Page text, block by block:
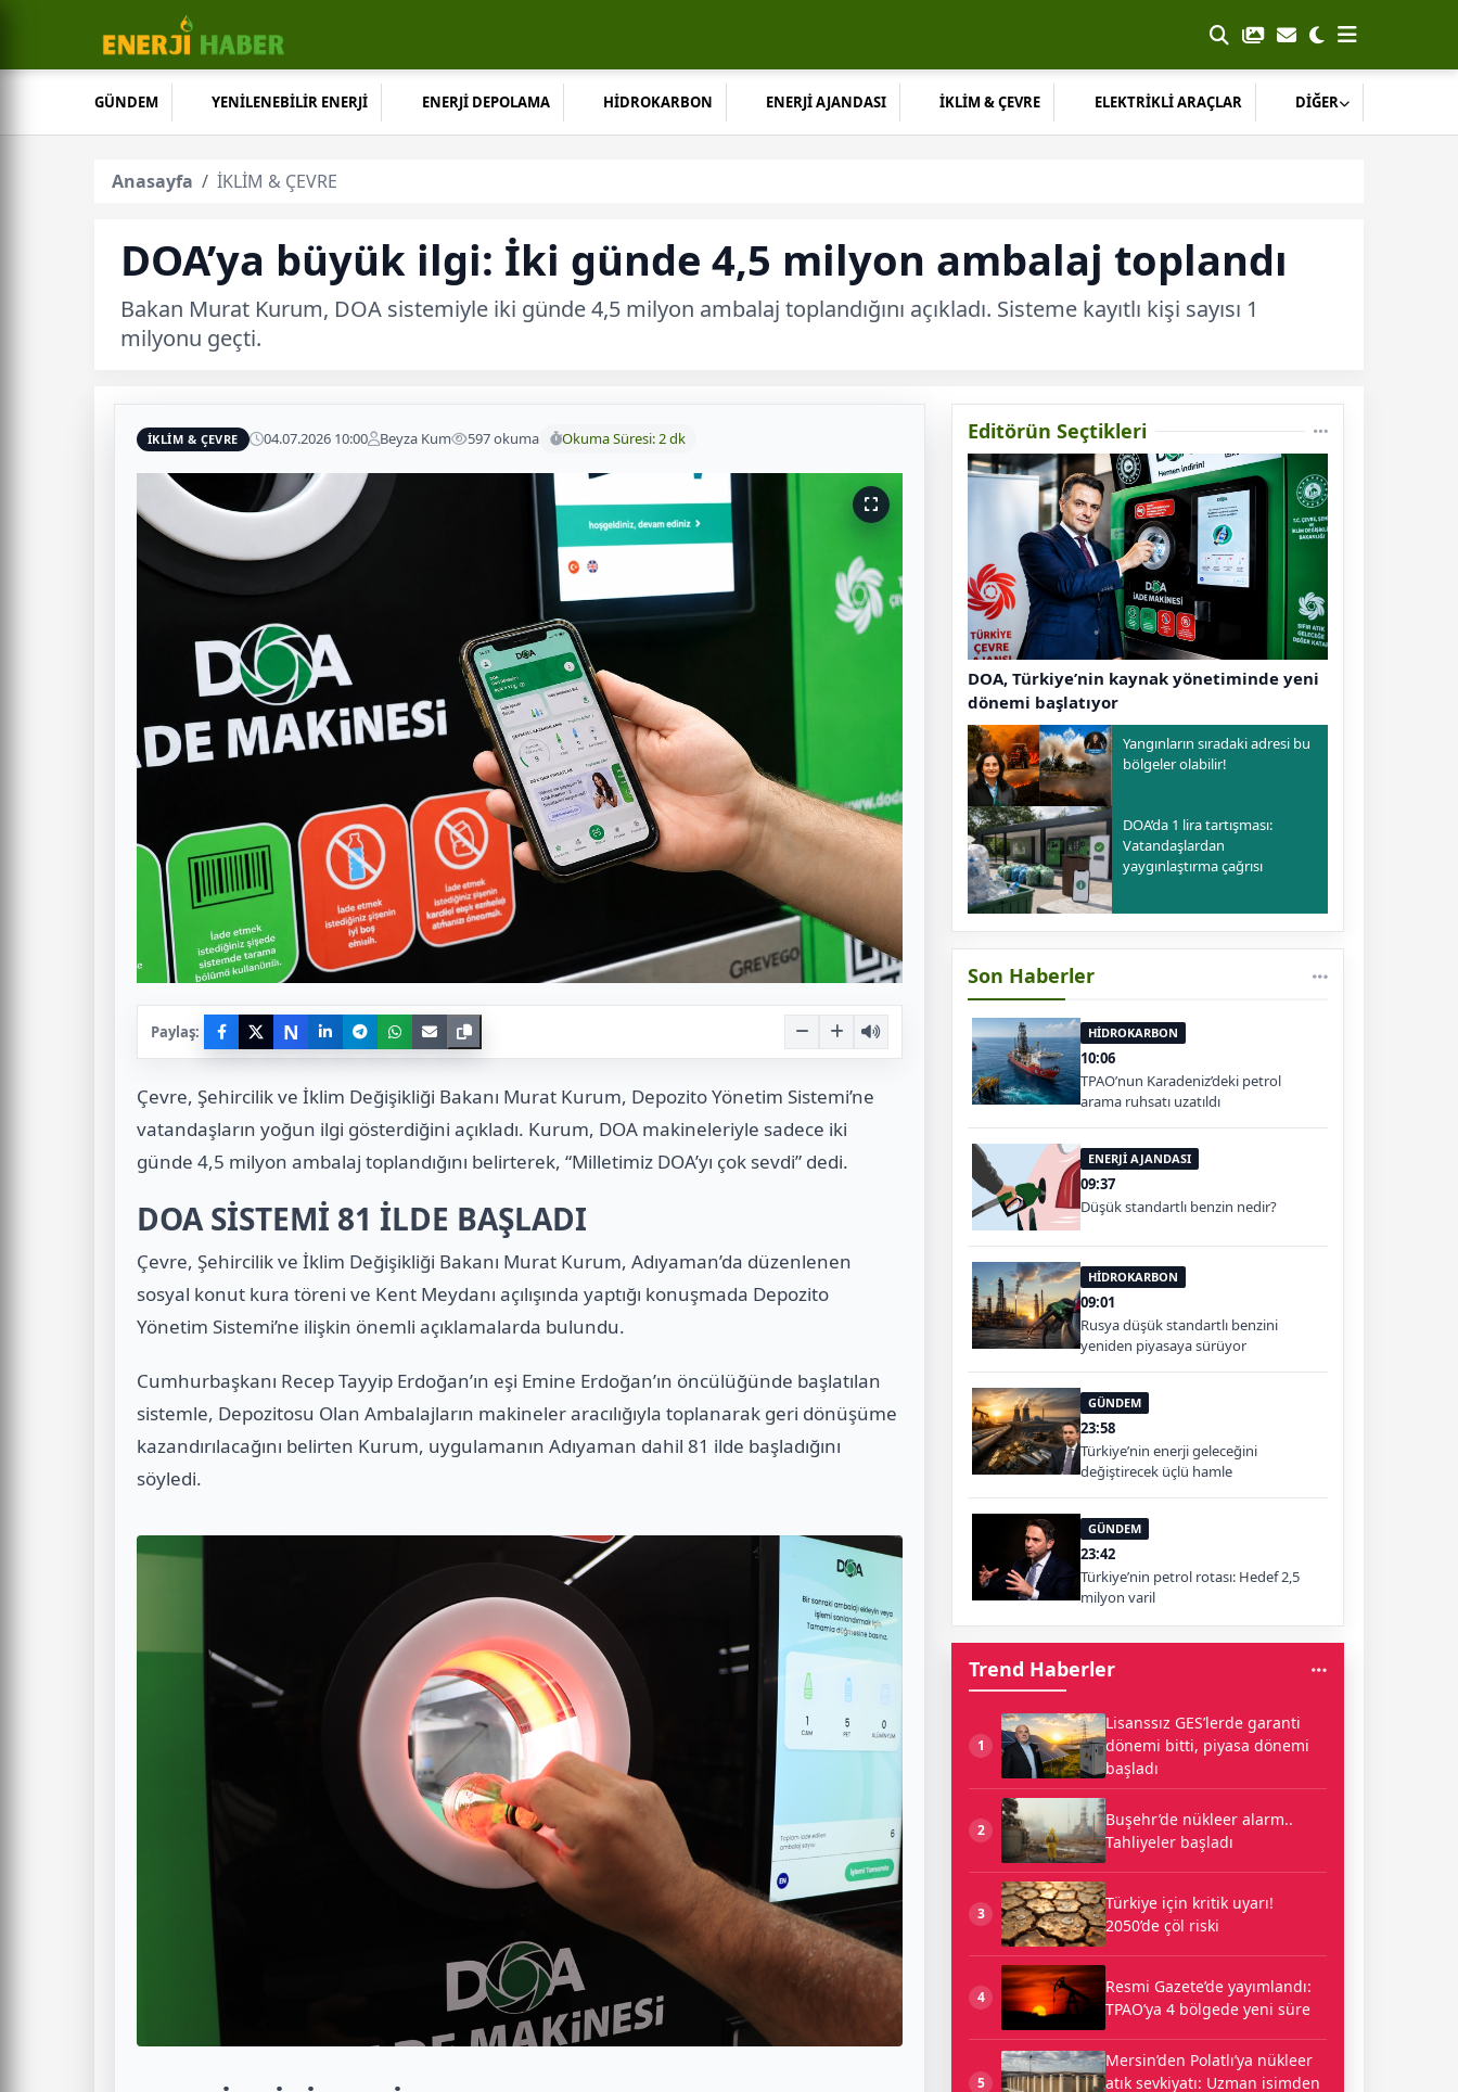
GÜNDEM YENİLENEBİLİR ENERJİ ENERJİ DEPOLAMA HİDROKARBON ENERJİ AJANDASI İKLİM & ÇEVRE ELEKTRİKLİ ARAÇLAR DİĞER
Anasayfa İKLİM & ÇEVRE
DOA’ya büyük ilgi: İki günde 4,5 milyon ambalaj toplandı
Bakan Murat Kurum, DOA sistemiyle iki günde 4,5 milyon ambalaj toplandığını açıkladı. Sisteme kayıtlı kişi sayısı 1
milyonu geçti.
İKLİM & ÇEVRE 04.07.2026 10:00 Beyza Kum 597 okuma Okuma Süresi: 2 dk
Paylaş: N
Çevre, Şehircilik ve İklim Değişikliği Bakanı Murat Kurum, Depozito Yönetim Sistemi’ne
vatandaşların yoğun ilgi gösterdiğini açıkladı. Kurum, DOA makineleriyle sadece iki
günde 4,5 milyon ambalaj toplandığını belirterek, “Milletimiz DOA’yı çok sevdi” dedi.
DOA SİSTEMİ 81 İLDE BAŞLADI
Çevre, Şehircilik ve İklim Değişikliği Bakanı Murat Kurum, Adıyaman’da düzenlenen
sosyal konut kura töreni ve Kent Meydanı açılışında yaptığı konuşmada Depozito
Yönetim Sistemi’ne ilişkin önemli açıklamalarda bulundu.
Cumhurbaşkanı Recep Tayyip Erdoğan’ın eşi Emine Erdoğan’ın öncülüğünde başlatılan
sistemle, Depozitosu Olan Ambalajların makineler aracılığıyla toplanarak geri dönüşüme
kazandırılacağını belirten Kurum, uygulamanın Adıyaman dahil 81 ilde başladığını
söyledi.
Editörün Seçtikleri
DOA, Türkiye’nin kaynak yönetiminde yeni
dönemi başlatıyor
Yangınların sıradaki adresi bu
bölgeler olabilir!
DOA’da 1 lira tartışması:
Vatandaşlardan
yaygınlaştırma çağrısı
Son Haberler
HİDROKARBON
10:06
TPAO’nun Karadeniz’deki petrol
arama ruhsatı uzatıldı
ENERJİ AJANDASI
09:37
Düşük standartlı benzin nedir?
HİDROKARBON
09:01
Rusya düşük standartlı benzini
yeniden piyasaya sürüyor
GÜNDEM
23:58
Türkiye’nin enerji geleceğini
değiştirecek üçlü hamle
GÜNDEM
23:42
Türkiye’nin petrol rotası: Hedef 2,5
milyon varil
Trend Haberler
1
Lisanssız GES’lerde garanti
dönemi bitti, piyasa dönemi
başladı
2
Buşehr’de nükleer alarm..
Tahliyeler başladı
3
Türkiye için kritik uyarı!
2050’de çöl riski
4
Resmi Gazete’de yayımlandı:
TPAO’ya 4 bölgede yeni süre
5
Mersin’den Polatlı’ya nükleer
atık sevkiyatı: Uzman isimden